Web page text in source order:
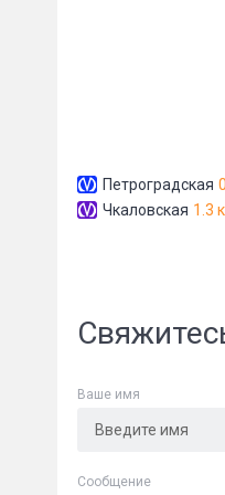
Петроградская
Чкаловская 1.3
Ваше имя
Cообщение